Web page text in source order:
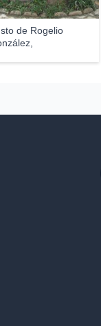
de Rogelio